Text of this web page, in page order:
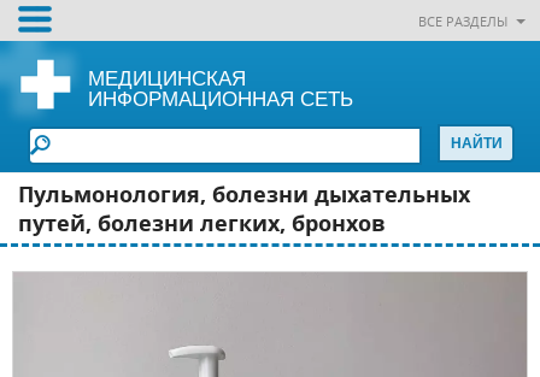
ВСЕ РАЗДЕЛЫ
МЕДИЦИНСКАЯ
ИНФОРМАЦИОННАЯ СЕТЬ
Пульмонология, болезни дыхательных
путей, болезни легких, бронхов